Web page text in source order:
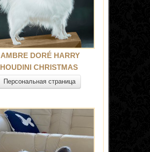
AMBRE DORÉ HARRY
HOUDINI CHRISTMAS
Персональная страница